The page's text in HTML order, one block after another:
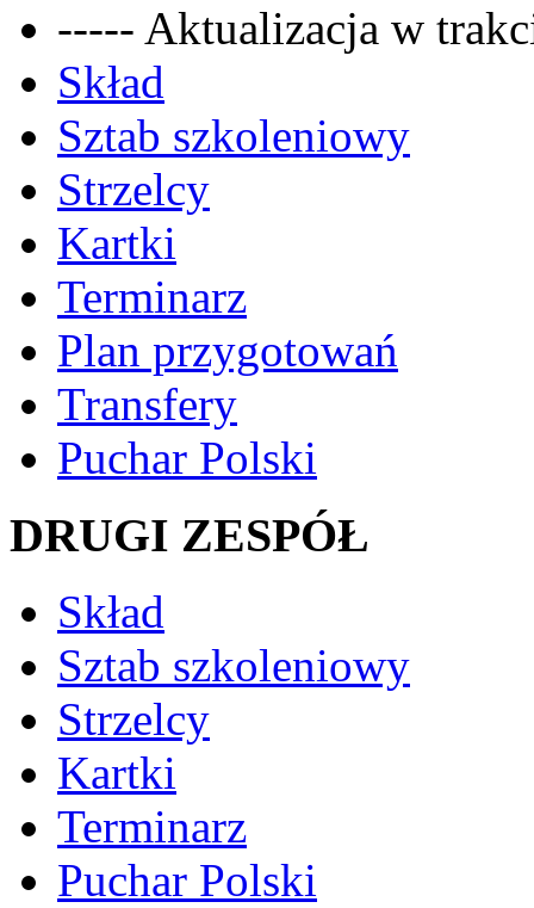
----- Aktualizacja w
Skład
Sztab szkoleniowy
Strzelcy
Kartki
Terminarz
Plan przygotowań
Transfery
Puchar Polski
DRUGI ZESPÓŁ
Skład
Sztab szkoleniowy
Strzelcy
Kartki
Terminarz
Puchar Polski